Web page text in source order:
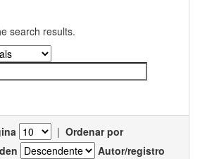
search results.
| Ordenar por
Autor/registro